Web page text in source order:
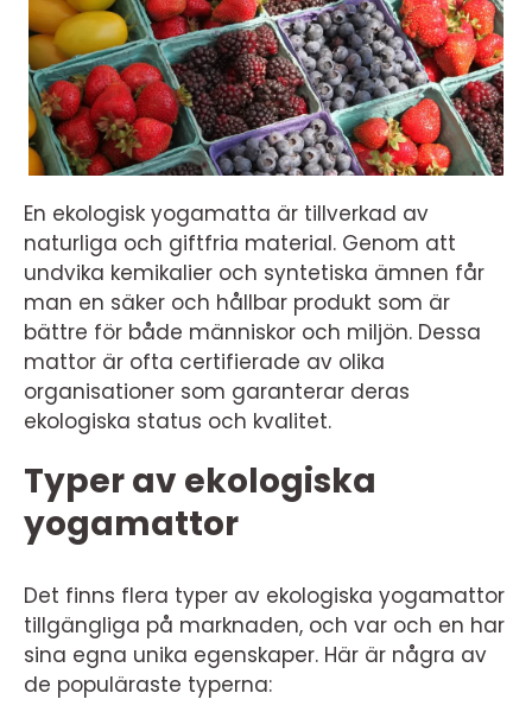
En ekologisk yogamatta är tillverkad av
naturliga och giftfria material. Genom att
undvika kemikalier och syntetiska ämnen får
man en säker och hållbar produkt som är
bättre för både människor och miljön. Dessa
mattor är ofta certifierade av olika
organisationer som garanterar deras
ekologiska status och kvalitet.
Typer av ekologiska
yogamattor
Det finns flera typer av ekologiska yogamattor
tillgängliga på marknaden, och var och en har
sina egna unika egenskaper. Här är några av
de populäraste typerna: